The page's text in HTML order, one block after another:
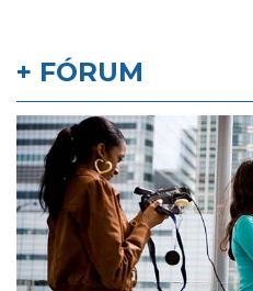
+ FÓRUM